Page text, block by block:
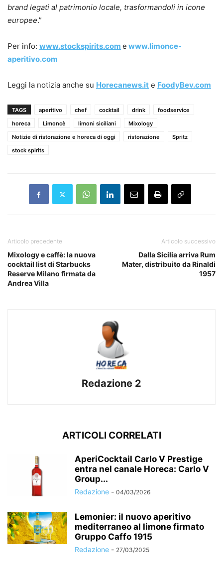
brand legati al patrimonio locale, trasformandoli in icone
europee.”
Per info: www.stockspirits.com e www.limonce-
aperitivo.com
Leggi la notizia anche su Horecanews.it e FoodyBev.com
TAGS aperitivo chef cocktail drink
foodservice
horeca
Limoncè limoni siciliani
Mixology
Notizie di ristorazione e horeca di oggi
ristorazione
Spritz
stock spirits
Articolo precedente
Mixology e caffè: la nuova
cocktail list di Starbucks
Reserve Milano firmata da
Andrea Villa
Articolo successivo
Dalla Sicilia arriva Rum
Mater, distribuito da Rinaldi
1957
Redazione 2
ARTICOLI CORRELATI
AperiCocktail Carlo V Prestige
entra nel canale Horeca: Carlo V
Group...
Redazione - 04/03/2026
Lemonier: il nuovo aperitivo
mediterraneo al limone firmato
Gruppo Caffo 1915
Redazione - 27/03/2025